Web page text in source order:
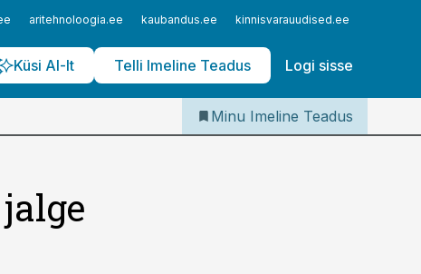
aritehnoloogia.ee kaubandus.ee kinnisvarauudised.ee
Küsi AI-lt Telli Imeline Teadus Logi sisse
Iseteenindus
Telli Imeline Teadus
Minu Imeline Teadus